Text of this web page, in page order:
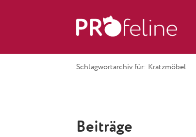
Schlagwortarchiv für: Kratzmöbel
Beiträge